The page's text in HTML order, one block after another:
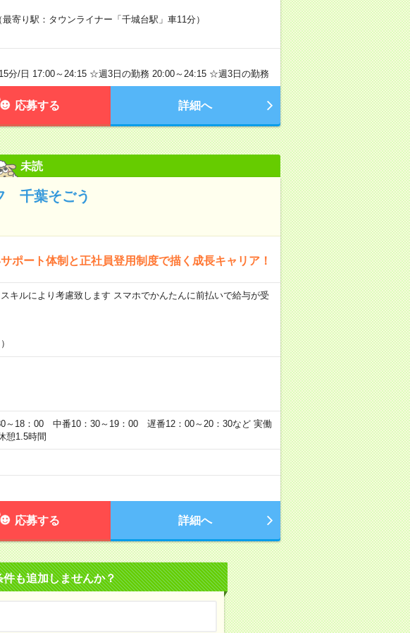
寄り駅：タウンライナー「千城台駅」車11分）
分/日 17:00～24:15 ☆週3日の勤務 20:00～24:15 ☆週3日の勤務
応募する 詳細へ
未読
千葉そごう
ポート体制と正社員登用制度で描く成長キャリア！
ルにより考慮致します スマホでかんたんに前払いで給与が受
～18：00 中番10：30～19：00 遅番12：00～20：30など 実働
憩1.5時間
応募する 詳細へ
件も追加しませんか？